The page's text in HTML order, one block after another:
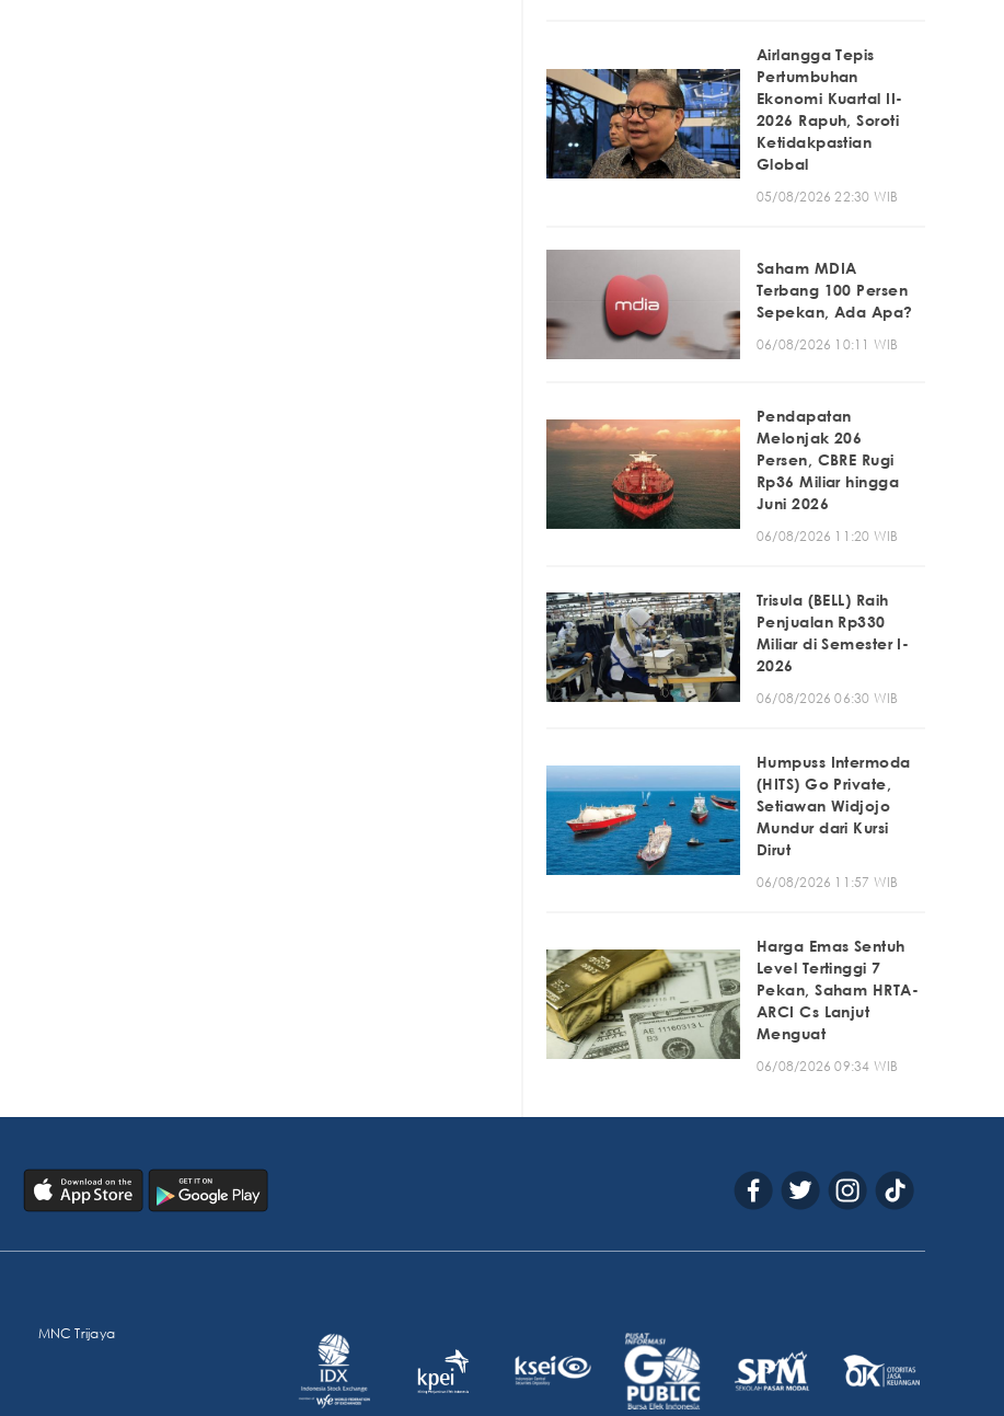
Airlangga Tepis
Pertumbuhan
Ekonomi Kuartal II-
2026 Rapuh, Soroti
Ketidakpastian
Global
05/08/2026 22:30 WIB
Saham MDIA
Terbang 100 Persen
Sepekan, Ada Apa?
06/08/2026 10:11 WIB
Pendapatan
Melonjak 206
Persen, CBRE Rugi
Rp36 Miliar hingga
Juni 2026
06/08/2026 11:20 WIB
Trisula (BELL) Raih
Penjualan Rp330
Miliar di Semester I-
2026
06/08/2026 06:30 WIB
Humpuss Intermoda
(HITS) Go Private,
Setiawan Widjojo
Mundur dari Kursi
Dirut
06/08/2026 11:57 WIB
Harga Emas Sentuh
Level Tertinggi 7
Pekan, Saham HRTA-
ARCI Cs Lanjut
Menguat
06/08/2026 09:34 WIB
MNC Trijaya